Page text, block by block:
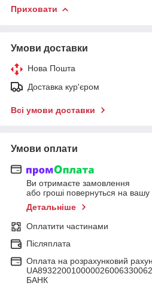
Приховати
Умови доставки
Нова Пошта
Доставка кур'єром
Всі умови доставки
Умови оплати
Ви отримаєте замовлення
або гроші повернуться на вашу
Детальніше
Оплатити частинами
Післяплата
Оплата на розрахунковий
БАНК